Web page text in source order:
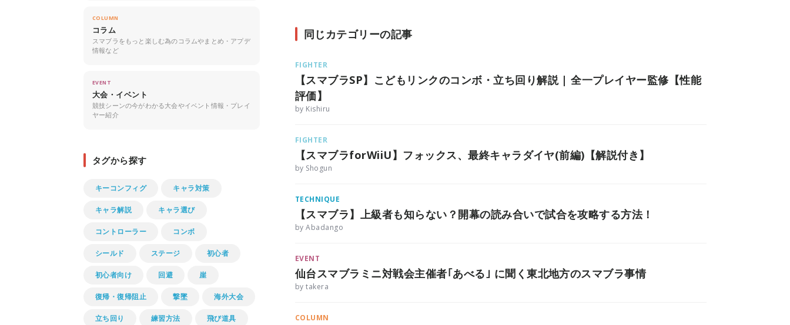
同じカテゴリーの記事
FIGHTER
【スマブラSP】こどもリンクのコンボ・立ち回り解説 | 全一プレイヤー監修【性能
評価】
by Kishiru
FIGHTER
【スマブラforWiiU】フォックス、最終キャラダイヤ(前編)【解説付き】
by Shogun
TECHNIQUE
【スマブラ】上級者も知らない？開幕の読み合いで試合を攻略する方法！
by Abadango
EVENT
仙台スマブラミニ対戦会主催者｢あべる｣ に聞く東北地方のスマブラ事情
by takera
COLUMN
COLUMN
コラム
スマブラをもっと楽しむ為のコラムやまとめ・アプデ
情報など
EVENT
大会・イベント
競技シーンの今がわかる大会やイベント情報・プレイ
ヤー紹介
タグから探す
キーコンフィグ キャラ対策
キャラ解説 キャラ選び
コントローラー コンボ
シールド ステージ 初心者
初心者向け 回避 崖
復帰・復帰阻止 撃墜 海外大会
立ち回り 練習方法 飛び道具